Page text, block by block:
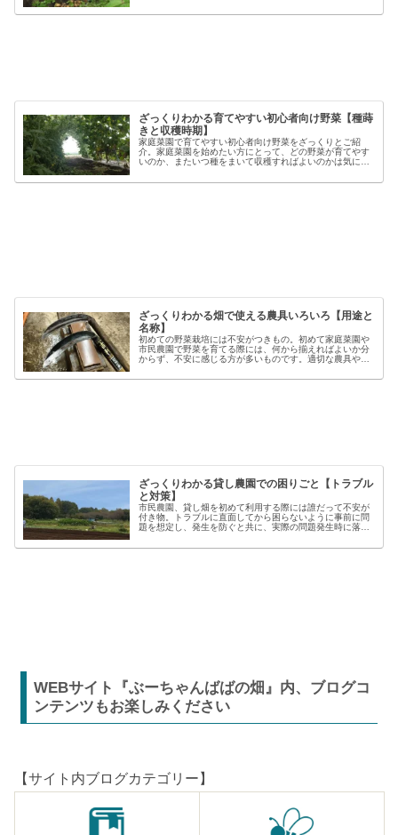
家庭菜園で失敗しないコツと言える...
ざっくりわかる育てやすい初心者向け野菜【種蒔
きと収穫時期】
家庭菜園で育てやすい初心者向け野菜をざっくりとご紹
介。家庭菜園を始めたい方にとって、どの野菜が育てやす
いのか、またいつ種をまいて収穫すればよいのかは気にな
類でも「早生」「中生」「晩生」など...
ざっくりわかる畑で使える農具いろいろ【用途と
名称】
初めての野菜栽培には不安がつきもの。初めて家庭菜園や
市民農園で野菜を育てる際には、何から揃えればよいか分
からず、不安に感じる方が多いものです。適切な農具や資
しますが、種類も多く、初心者には...
ざっくりわかる貸し農園での困りごと【トラブル
と対策】
市民農園、貸し畑を初めて利用する際には誰だって不安が
付き物。トラブルに直面してから困らないように事前に問
題を想定し、発生を防ぐと共に、実際の問題発生時に落ち
【困った】と【トラブル】困りごとト...
WEBサイト『ぶーちゃんばばの畑』内、ブログコ
ンテンツもお楽しみください
【サイト内ブログカテゴリー】